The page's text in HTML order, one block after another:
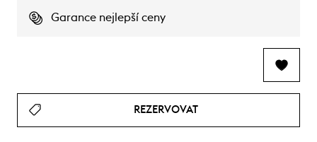
Garance nejlepší ceny
REZERVOVAT